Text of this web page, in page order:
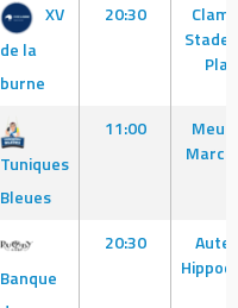
XV
de la
burne
20:30
Stade
Tuniques
Bleues
11:00
Banque
20:30